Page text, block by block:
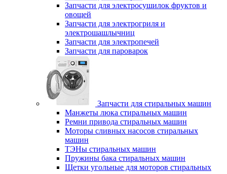
Запчасти для электросушилок фруктов и
овощей
Запчасти для электрогриля и
электрошашлычниц
Запчасти для электропечей
Запчасти для пароварок
Запчасти для стиральных машин
Манжеты люка стиральных машин
Ремни привода стиральных машин
Моторы сливных насосов стиральных
машин
ТЭНы стиральных машин
Пружины бака стиральных машин
Щетки угольные для моторов стиральных